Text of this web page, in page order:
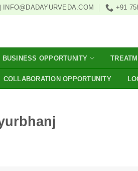
INFO@DADAYURVEDA.COM +91
BUSINESS OPPORTUNITY
COLLABORATION OPPORTUNITY